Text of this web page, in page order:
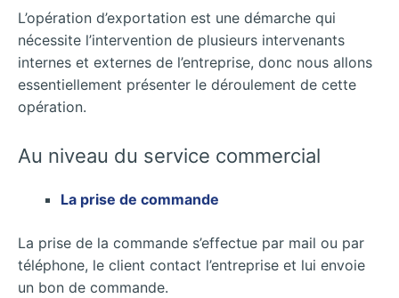
L’opération d’exportation est une démarche qui
nécessite l’intervention de plusieurs intervenants
internes et externes de l’entreprise, donc nous allons
essentiellement présenter le déroulement de cette
opération.
Au niveau du service commercial
La prise de commande
La prise de la commande s’effectue par mail ou par
téléphone, le client contact l’entreprise et lui envoie
un bon de commande.